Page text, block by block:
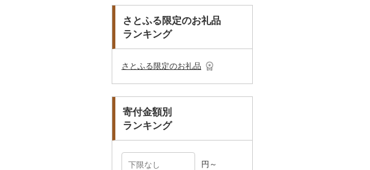
その他調味料
GDOふるさとゴルフ
プレークーポン
その他のゴルフプレー
花火大会チケット
カタログギフト
ナイフ
皿・椀
その他食器
まな板
土鍋
ティッシュ
その他日用品
おもちゃ・ぬいぐるみ
ご当地キャラクター
ペット用品
その他雑貨
その他靴・履物
ス
ピアス・イヤリング
その他アクセサリー
ショール・ストール
マフラー・手袋
美濃焼
村上木彫堆朱
播州そろばん
美濃和紙
ラワー
その他花
さとふる限定のお礼品
ランキング
さとふる限定のお礼品
寄付金額別
ランキング
円～